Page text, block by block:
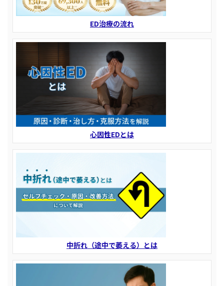
ED治療の流れ
心因性EDとは
中折れ（途中で萎える）とは